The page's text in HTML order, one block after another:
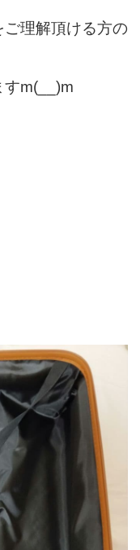
理解頂ける方の
すm(__)m